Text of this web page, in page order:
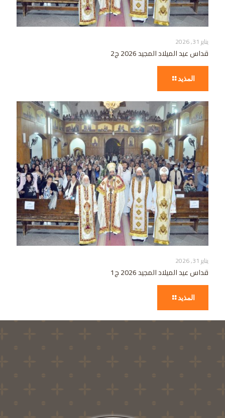
يناير 31, 2026
قداس عيد الميلاد المجيد 2026 ج2
المذيد
يناير 31, 2026
قداس عيد الميلاد المجيد 2026 ج1
المذيد